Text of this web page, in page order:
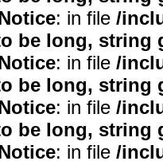
: in file /
be long, string
: in file /
be long, string
: in file /
be long, string
: in file /